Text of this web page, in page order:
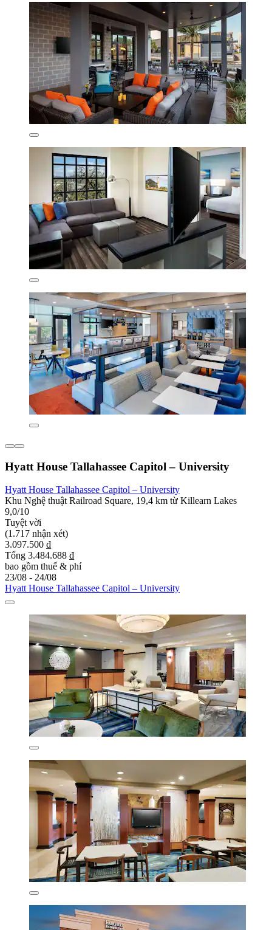
Hyatt House Tallahassee Capitol – University
Hyatt House Tallahassee Capitol – University
Khu Nghệ thuật Railroad Square, 19,4 km từ Killearn Lakes
9,0/10
Tuyệt vời
(1.717 nhận xét)
3.097.500 ₫
Tổng 3.484.688 ₫
bao gồm thuế & phí
23/08 - 24/08
Hyatt House Tallahassee Capitol – University